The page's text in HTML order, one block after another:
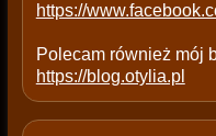
https://
Polecam również mój
https://blog.otylia.pl